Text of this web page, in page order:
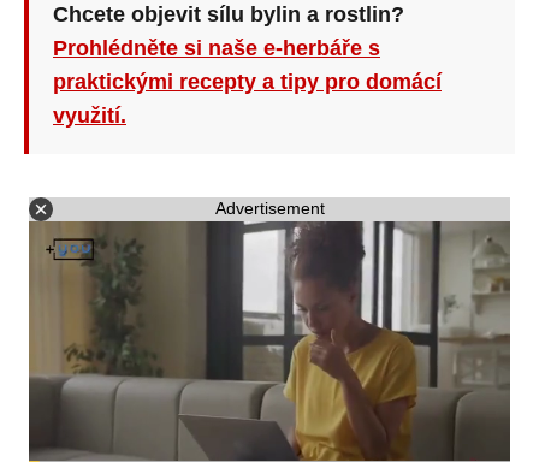
Chcete objevit sílu bylin a rostlin?
Prohlédněte si naše e-herbáře s
praktickými recepty a tipy pro domácí
využití.
Advertisement